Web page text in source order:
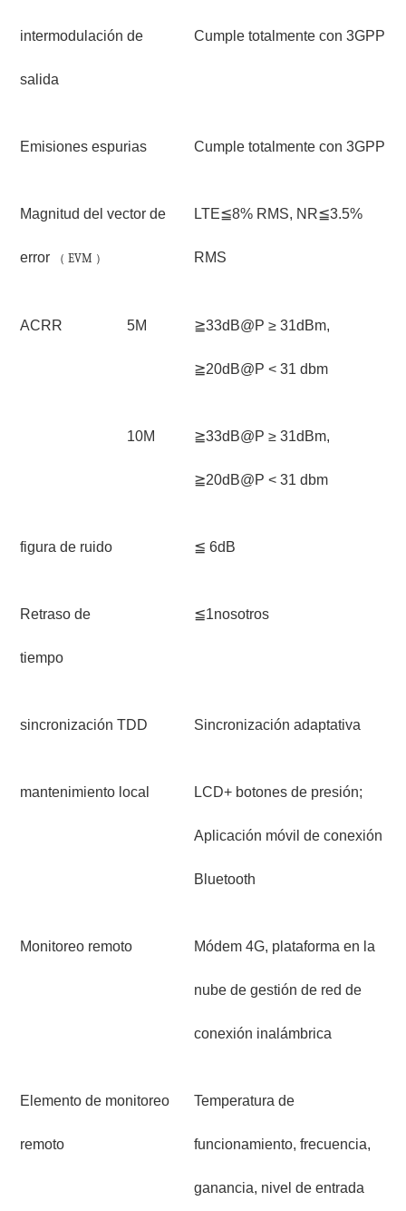
intermodulación de
salida
Cumple totalmente con 3GPP
Emisiones espurias Cumple totalmente con 3GPP
Magnitud del vector de
error （ EVM ）
LTE≦8% RMS, NR≦3.5%
RMS
ACRR 5M ≧33dB@P ≥ 31dBm,
≧20dB@P < 31 dbm
10M ≧33dB@P ≥ 31dBm,
≧20dB@P < 31 dbm
figura de ruido ≦ 6dB
Retraso de
tiempo
≦1nosotros
sincronización TDD Sincronización adaptativa
mantenimiento local LCD+ botones de presión;
Aplicación móvil de conexión
Bluetooth
Monitoreo remoto Módem 4G, plataforma en la
nube de gestión de red de
conexión inalámbrica
Elemento de monitoreo
remoto
Temperatura de
funcionamiento, frecuencia,
ganancia, nivel de entrada